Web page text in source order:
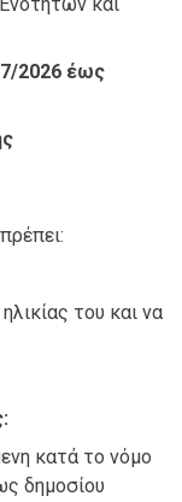
2026 έως
του και να
κατά το νόμο
δημοσίου